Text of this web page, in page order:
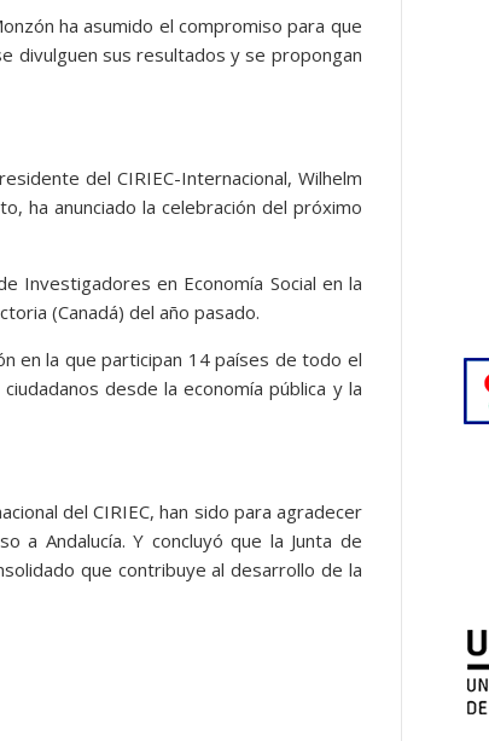
ha asumido el compromiso para que
divulguen sus resultados y se propongan
del CIRIEC-Internacional, Wilhelm
ha anunciado la celebración del próximo
Investigadores en Economía Social en la
(Canadá) del año pasado.
en la que participan 14 países de todo el
desde la economía pública y la
del CIRIEC, han sido para agradecer
a Andalucía. Y concluyó que la Junta de
que contribuye al desarrollo de la